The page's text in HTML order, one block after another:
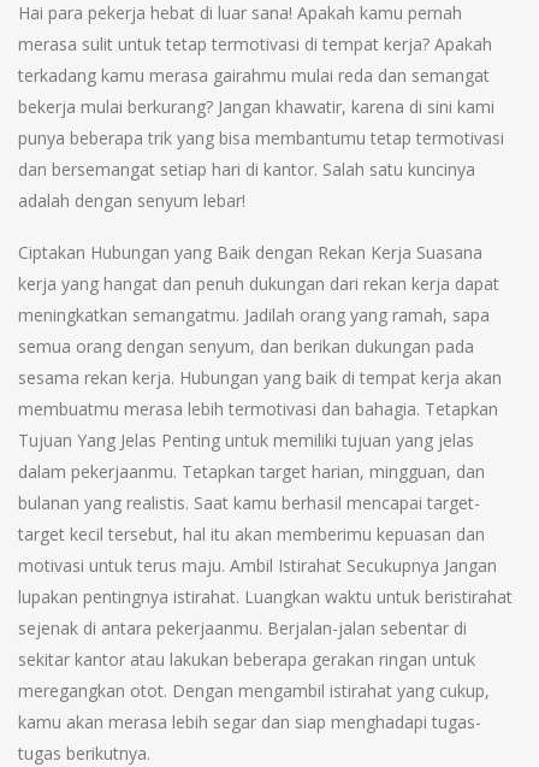
Hai para pekerja hebat di luar sana! Apakah kamu pernah
merasa sulit untuk tetap termotivasi di tempat kerja? Apakah
terkadang kamu merasa gairahmu mulai reda dan semangat
bekerja mulai berkurang? Jangan khawatir, karena di sini kami
punya beberapa trik yang bisa membantumu tetap termotivasi
dan bersemangat setiap hari di kantor. Salah satu kuncinya
adalah dengan senyum lebar!
Ciptakan Hubungan yang Baik dengan Rekan Kerja Suasana
kerja yang hangat dan penuh dukungan dari rekan kerja dapat
meningkatkan semangatmu. Jadilah orang yang ramah, sapa
semua orang dengan senyum, dan berikan dukungan pada
sesama rekan kerja. Hubungan yang baik di tempat kerja akan
membuatmu merasa lebih termotivasi dan bahagia. Tetapkan
Tujuan Yang Jelas Penting untuk memiliki tujuan yang jelas
dalam pekerjaanmu. Tetapkan target harian, mingguan, dan
bulanan yang realistis. Saat kamu berhasil mencapai target-
target kecil tersebut, hal itu akan memberimu kepuasan dan
motivasi untuk terus maju. Ambil Istirahat Secukupnya Jangan
lupakan pentingnya istirahat. Luangkan waktu untuk beristirahat
sejenak di antara pekerjaanmu. Berjalan-jalan sebentar di
sekitar kantor atau lakukan beberapa gerakan ringan untuk
meregangkan otot. Dengan mengambil istirahat yang cukup,
kamu akan merasa lebih segar dan siap menghadapi tugas-
tugas berikutnya.